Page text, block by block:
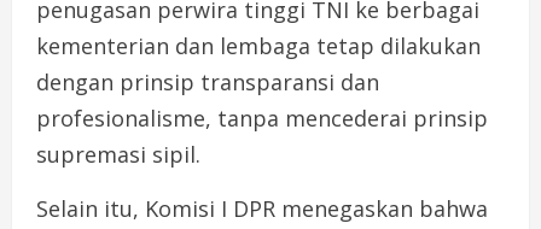
penugasan perwira tinggi TNI ke berbagai
kementerian dan lembaga tetap dilakukan
dengan prinsip transparansi dan
profesionalisme, tanpa mencederai prinsip
supremasi sipil.
Selain itu, Komisi I DPR menegaskan bahwa